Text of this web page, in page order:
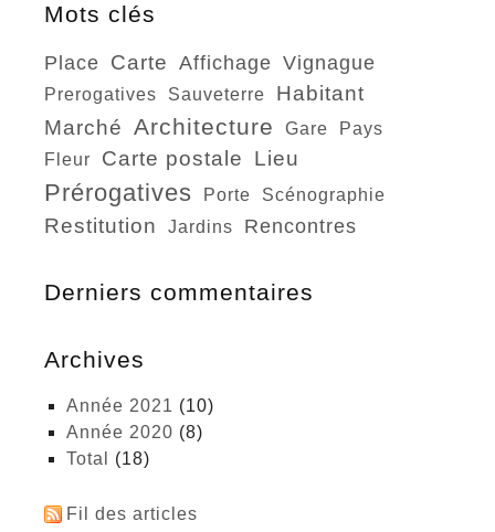
Mots clés
place carte affichage vignague
prerogatives sauveterre
habitant
marché
architecture gare
pays
fleur
carte postale lieu
prérogatives porte scénographie
restitution jardins rencontres
Derniers commentaires
Archives
année 2021 (10)
année 2020 (8)
total (18)
Fil des articles